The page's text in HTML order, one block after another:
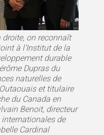
droite, on reconnaît
à l’Institut de la
durable
Dupras du
naturelles de
et titulaire
du Canada en
Benoit, directeur
de
Cardinal